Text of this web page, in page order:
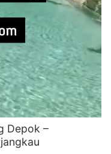
Depok –